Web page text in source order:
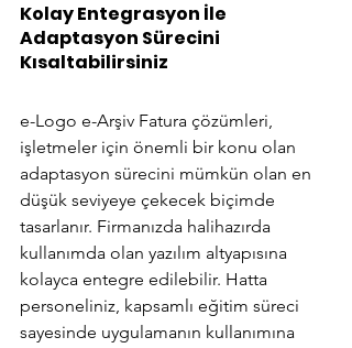
Kolay Entegrasyon İle
Adaptasyon Sürecini
Kısaltabilirsiniz
e-Logo e-Arşiv Fatura çözümleri,
işletmeler için önemli bir konu olan
adaptasyon sürecini mümkün olan en
düşük seviyeye çekecek biçimde
tasarlanır. Firmanızda halihazırda
kullanımda olan yazılım altyapısına
kolayca entegre edilebilir. Hatta
personeliniz, kapsamlı eğitim süreci
sayesinde uygulamanın kullanımına